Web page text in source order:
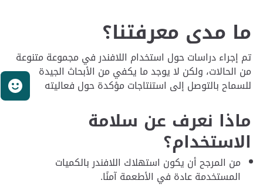
ما مدى معرفتنا؟
تم إجراء دراسات حول استخدام اللافندر في مجموعة متنوعة
من الحالات، ولكن لا يوجد ما يكفي من الأبحاث الجيدة
للسماح بالتوصل إلى استنتاجات مؤكدة حول فعاليته
ماذا نعرف عن سلامة
الاستخدام؟
من المرجح أن يكون استهلاك اللافندر بالكميات
المستخدمة عادة في الأطعمة آمنًا.